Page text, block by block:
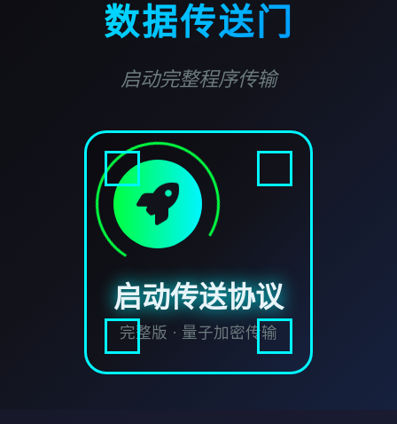
数据传送门
启动完整程序传输
启动传送协议
完整版 · 量子加密传输